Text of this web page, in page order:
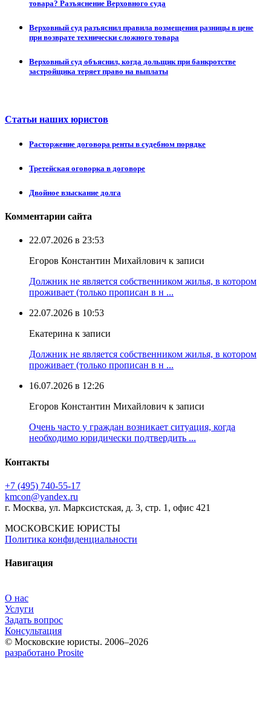
товара? Разъяснение Верховного суда
Верховный суд разъяснил правила возмещения разницы в цене
при возврате технически сложного товара
Верховный суд объяснил, когда дольщик при банкротстве
застройщика теряет право на выплаты
Статьи наших юристов
Расторжение договора ренты в судебном порядке
Третейская оговорка в договоре
Двойное взыскание долга
Комментарии сайта
22.07.2026 в 23:53
Егоров Константин Михайлович к записи
Должник не является собственником жилья, в котором
проживает (только прописан в н ...
22.07.2026 в 10:53
Екатерина к записи
Должник не является собственником жилья, в котором
проживает (только прописан в н ...
16.07.2026 в 12:26
Егоров Константин Михайлович к записи
Очень часто у граждан возникает ситуация, когда
необходимо юридически подтвердить ...
Контакты
+7 (495) 740‑55‑17
kmcon@yandex.ru
г. Москва, ул. Марксистская, д. 3, стр. 1, офис 421
МОСКОВСКИЕ ЮРИСТЫ
Политика конфиденциальности
Навигация
О нас
Услуги
Задать вопрос
Консультация
© Московские юристы. 2006–2026
разработано Prosite